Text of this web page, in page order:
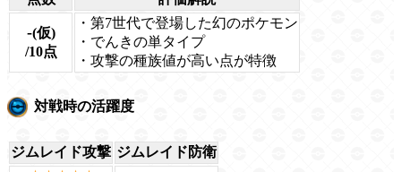
-(仮)
/10点
・第7世代で登場した幻のポケモン
・でんきの単タイプ
・攻撃の種族値が高い点が特徴
対戦時の活躍度
ジムレイド攻撃 ジムレイド防衛